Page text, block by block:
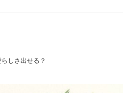
しさ出せる？